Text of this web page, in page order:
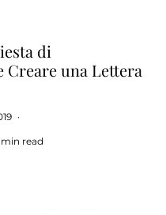
di
Creare una Lettera
·
min read